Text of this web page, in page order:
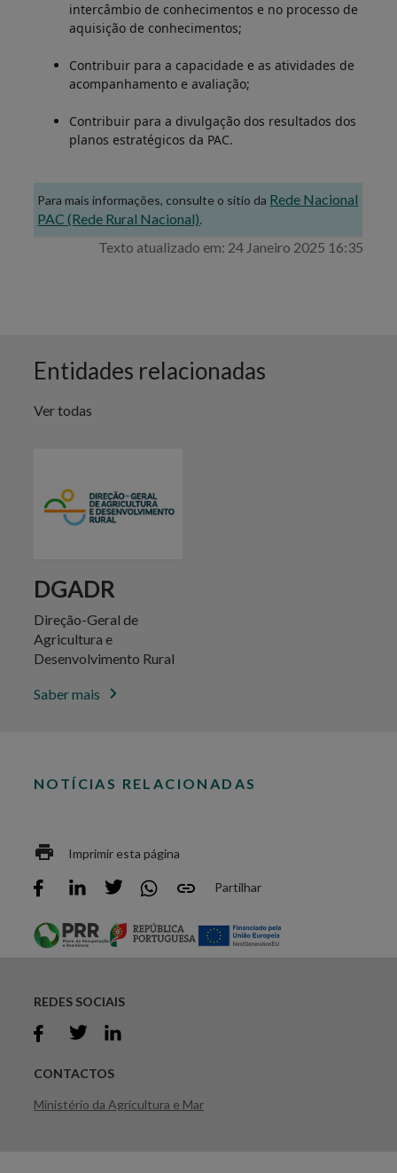
intercâmbio de conhecimentos e no processo de
aquisição de conhecimentos;
Contribuir para a capacidade e as atividades de
acompanhamento e avaliação;
Contribuir para a divulgação dos resultados dos
planos estratégicos da PAC.
Para mais informações, consulte o sítio da Rede Nacional
PAC (Rede Rural Nacional).
Texto atualizado em: 24 Janeiro 2025 16:35
Entidades relacionadas
Ver todas
DGADR
Direção-Geral de
Agricultura e
Desenvolvimento Rural
Saber mais
NOTÍCIAS RELACIONADAS
Imprimir esta página
Partilhar
REDES SOCIAIS
CONTACTOS
Ministério da Agricultura e Mar